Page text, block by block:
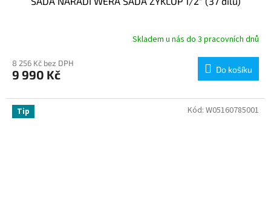
Skladem u nás do 3 pracovních dnů
8 256 Kč bez DPH
9 990 Kč Do košíku
Tip Kód: W05160785001